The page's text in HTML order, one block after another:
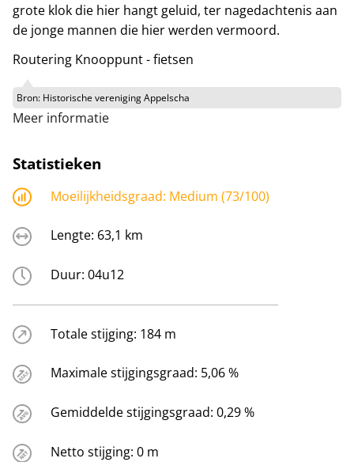
grote klok die hier hangt geluid, ter nagedachtenis aan
de jonge mannen die hier werden vermoord.
Routering Knooppunt - fietsen
Bron: Historische vereniging Appelscha
Meer informatie
Statistieken
Moeilijkheidsgraad: Medium (73/100)
Lengte: 63,1 km
Duur: 04u12
Totale stijging: 184 m
Maximale stijgingsgraad: 5,06 %
Gemiddelde stijgingsgraad: 0,29 %
Netto stijging: 0 m